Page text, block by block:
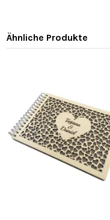
Ähnliche Produkte